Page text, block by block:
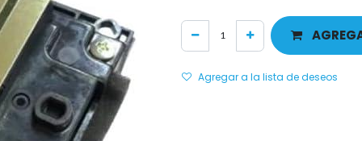
Agregar a la lista de deseos